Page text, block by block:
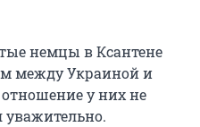
немцы в Ксантене
между Украиной и
у них не
уважительно.